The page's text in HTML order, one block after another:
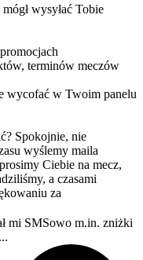
wysyłać Tobie
terminów meczów
wycofać w Twoim panelu
Spokojnie, nie
wyślemy maila
Ciebie na mecz,
a czasami
za
mi SMSowo m.in. zniżki